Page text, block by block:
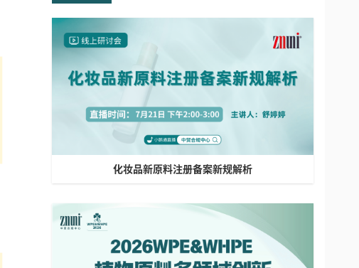
化妆品新原料注册备案新规解析